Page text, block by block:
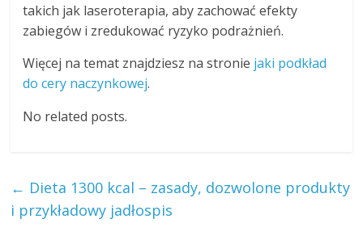
takich jak laseroterapia, aby zachować efekty
zabiegów i zredukować ryzyko podrażnień.
Więcej na temat znajdziesz na stronie jaki podkład
do cery naczynkowej.
No related posts.
← Dieta 1300 kcal – zasady, dozwolone produkty
i przykładowy jadłospis